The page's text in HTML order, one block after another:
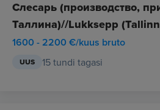
Слесарь (производство,
Таллина)//Lukksepp
1600 - 2200 €/kuus bruto
UUS 15 tundi tagasi